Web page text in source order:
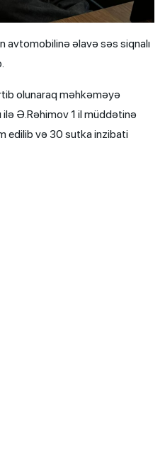
avtomobilinə əlavə səs siqnalı
olunaraq məhkəməyə
Ə.Rəhimov 1 il müddətinə
edilib və 30 sutka inzibati